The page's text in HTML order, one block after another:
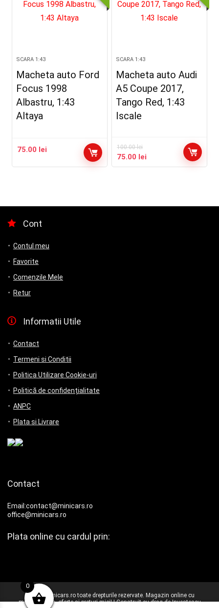
SCARA 1:43
Macheta auto Ford
Focus 1998
Albastru, 1:43
Altaya
75.00 lei
SCARA 1:43
Macheta auto Audi
A5 Coupe 2017,
Tango Red, 1:43
Iscale
100.00lei
Prețul
inițial
75.00 lei
curent
Cont
Contul meu
Favorite
Comenzile Mele
Retur
Informatii Utile
Contact
Termeni si Conditii
Politica Utilizare Cookie-uri
Politică de confidențialitate
ANPC
Plata si Livrare
Contact
Email:contact@minicars.ro
office@minicars.ro
Plata online cu cardul prin:
© 2025 Minicars.ro toate drepturile rezervate. Magazin online cu
machete auto, oferte si preturi mici! | Construit cu drag deInvestescu
0